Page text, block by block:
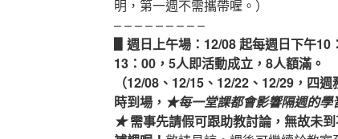
明，第一週不需攜帶喔。）
– – – – – – – – –
▋週日上午場：12/08 起每週日下午10
13：00，5人即活動成立，8人額滿。
（12/08、12/15、12/22、12/29，四週
時到場， ★每一堂課都會影響隔週的學
★需事先請假可跟助教討論，無故未